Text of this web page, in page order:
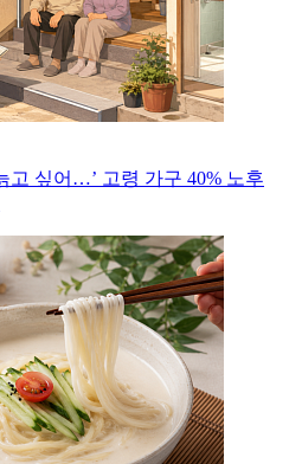
고 싶어…’ 고령 가구 40% 노후